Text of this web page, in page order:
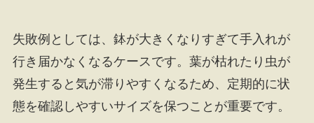
失敗例としては、鉢が大きくなりすぎて手入れが
行き届かなくなるケースです。葉が枯れたり虫が
発生すると気が滞りやすくなるため、定期的に状
態を確認しやすいサイズを保つことが重要です。